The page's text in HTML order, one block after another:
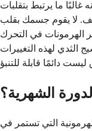
غالبًا ما يرتبط بتقلبات
لا يقوم جسمك بقلب
الهرمونات في التحرك
الثدي لهذه التغييرات
الشهرية؟
التي تستمر في